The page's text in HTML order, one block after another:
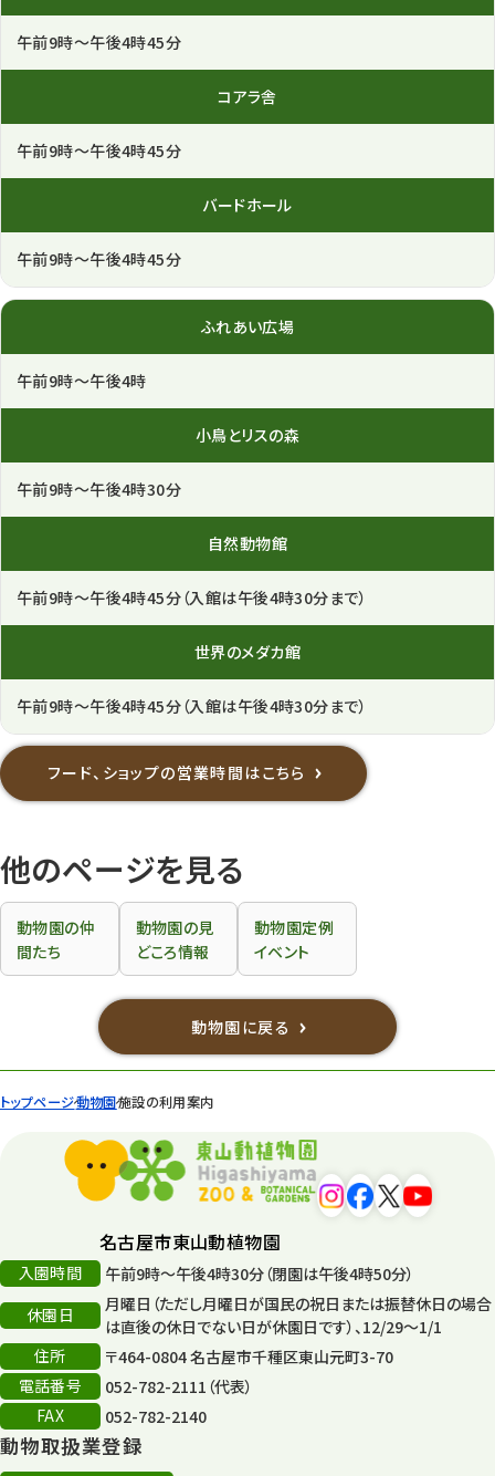
トップページ動物園施設の利用案内
午前9時～午後4時45分
コアラ舎
午前9時～午後4時45分
バードホール
午前9時～午後4時45分
ふれあい広場
午前9時～午後4時
小鳥とリスの森
午前9時～午後4時30分
自然動物館
午前9時～午後4時45分（入館は午後4時30分まで）
世界のメダカ館
午前9時～午後4時45分（入館は午後4時30分まで）
フード、ショップの営業時間はこちら
他のページを見る
動物園の仲
間たち
動物園の見
どころ情報
動物園定例
イベント
動物園に戻る
名古屋市東山動植物園
入園時間
午前9時～午後4時30分（閉園は午後4時50分）
休園日
月曜日（ただし月曜日が国民の祝日または振替休日の場合
は直後の休日でない日が休園日です）、12/29～1/1
住所
〒464-0804 名古屋市千種区東山元町3-70
電話番号
052-782-2111（代表）
FAX
052-782-2140
動物取扱業登録